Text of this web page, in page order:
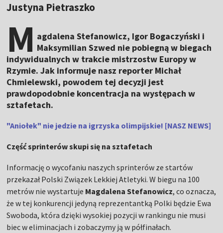
Justyna Pietraszko
M agdalena Stefanowicz, Igor Bogaczyński i
Maksymilian Szwed nie pobiegną w biegach
indywidualnych w trakcie mistrzostw Europy w
Rzymie. Jak informuje nasz reporter Michał
Chmielewski, powodem tej decyzji jest
prawdopodobnie koncentracja na występach w
sztafetach.
"Aniołek" nie jedzie na igrzyska olimpijskie! [NASZ NEWS]
Część sprinterów skupi się na sztafetach
Informację o wycofaniu naszych sprinterów ze startów
przekazał Polski Związek Lekkiej Atletyki. W biegu na 100
metrów nie wystartuje Magdalena Stefanowicz, co oznacza,
że w tej konkurencji jedyną reprezentantką Polki będzie Ewa
Swoboda, która dzięki wysokiej pozycji w rankingu nie musi
biec w eliminacjach i zobaczymy ją w półfinałach.